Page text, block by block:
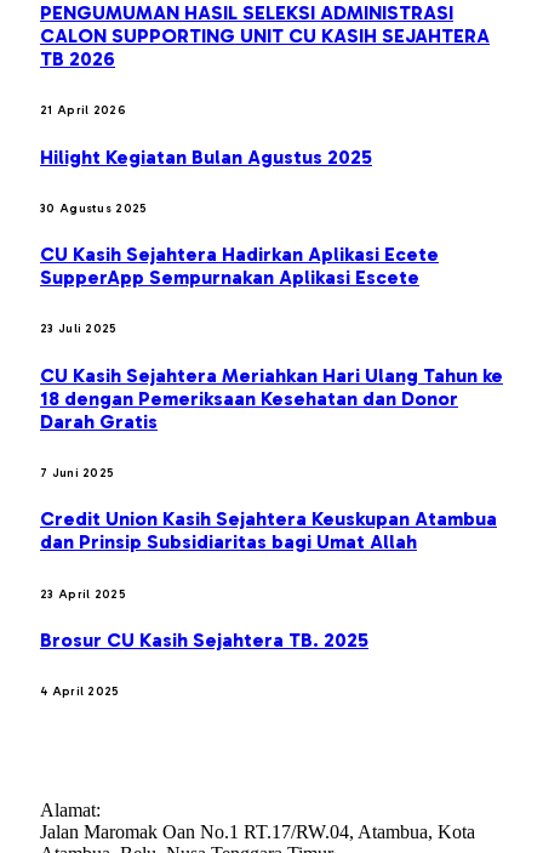
PENGUMUMAN HASIL SELEKSI ADMINISTRASI
CALON SUPPORTING UNIT CU KASIH SEJAHTERA
TB 2026
21 April 2026
Hilight Kegiatan Bulan Agustus 2025
30 Agustus 2025
CU Kasih Sejahtera Hadirkan Aplikasi Ecete
SupperApp Sempurnakan Aplikasi Escete
23 Juli 2025
CU Kasih Sejahtera Meriahkan Hari Ulang Tahun ke
18 dengan Pemeriksaan Kesehatan dan Donor
Darah Gratis
7 Juni 2025
Credit Union Kasih Sejahtera Keuskupan Atambua
dan Prinsip Subsidiaritas bagi Umat Allah
23 April 2025
Brosur CU Kasih Sejahtera TB. 2025
4 April 2025
Alamat:
Jalan Maromak Oan No.1 RT.17/RW.04, Atambua, Kota